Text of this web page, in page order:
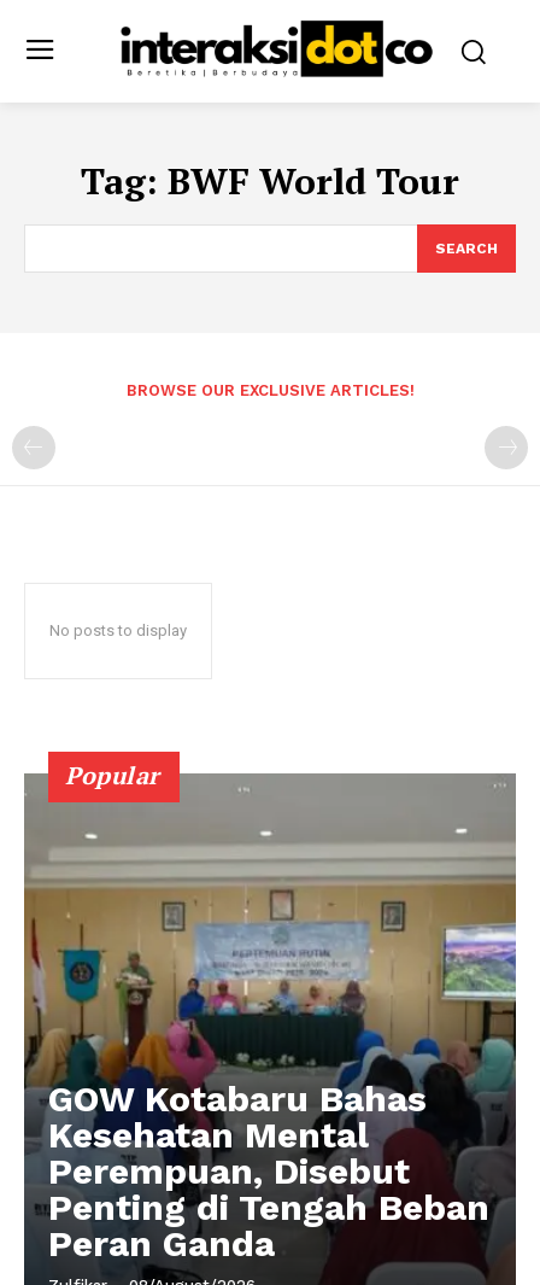
Tag: BWF World Tour
SEARCH
BROWSE OUR EXCLUSIVE ARTICLES!
No posts to display
Popular
GOW Kotabaru Bahas
Kesehatan Mental
Perempuan, Disebut
Penting di Tengah Beban
Peran Ganda